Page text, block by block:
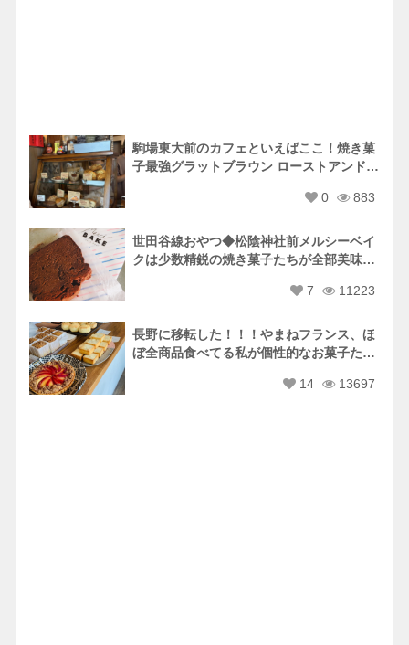
駒場東大前のカフェといえばここ！焼き菓
子最強グラットブラウン ローストアンドベ
0
883
世田谷線おやつ◆松陰神社前メルシーベイ
クは少数精鋭の焼き菓子たちが全部美味し
7
11223
長野に移転した！！！やまねフランス、ほ
ぼ全商品食べてる私が個性的なお菓子たち
14
13697